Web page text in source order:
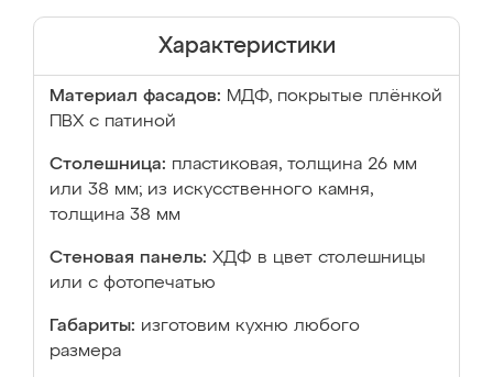
Характеристики
Материал фасадов: МДФ, покрытые плёнкой
ПВХ с патиной
Столешница: пластиковая, толщина 26 мм
или 38 мм; из искусственного камня,
толщина 38 мм
Стеновая панель: ХДФ в цвет столешницы
или с фотопечатью
Габариты: изготовим кухню любого
размера